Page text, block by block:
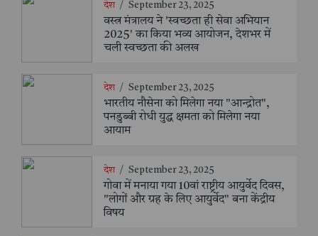
देश / September 23, 2025
वस्त्र मंत्रालय ने 'स्वच्छता ही सेवा अभियान
2025' का किया भव्य आयोजन, देशभर में
चली स्वच्छता की अलख
देश / September 23, 2025
भारतीय नौसेना को मिलेगा नया "आन्द्रोत",
पनडुब्बी रोधी युद्ध क्षमता को मिलेगा नया
आयाम
देश / September 23, 2025
गोवा में मनाया गया 10वां राष्ट्रीय आयुर्वेद दिवस,
"लोगों और ग्रह के लिए आयुर्वेद" बना केंद्रीय
विषय